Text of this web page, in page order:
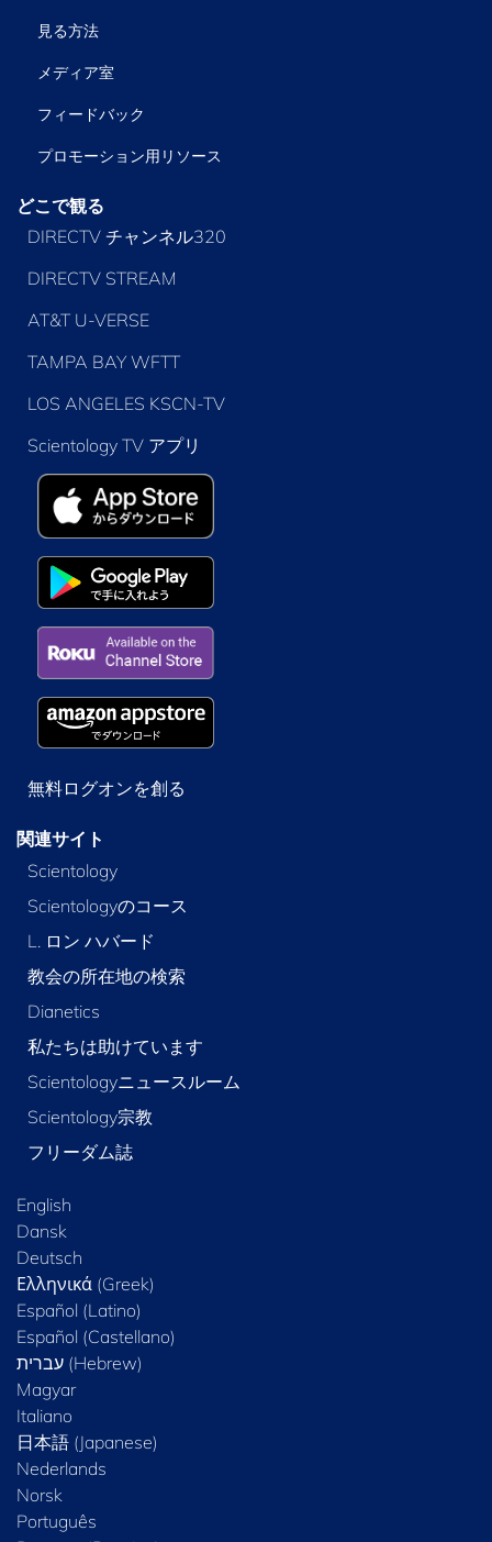
見る方法
メディア室
フィードバック
プロモーション用リソース
どこで観る
DIRECTV チャンネル320
DIRECTV STREAM
AT&T U-VERSE
TAMPA BAY WFTT
LOS ANGELES KSCN-TV
Scientology TV アプリ
無料ログオンを創る
関連サイト
Scientology
Scientologyのコース
L. ロン ハバード
教会の所在地の検索
Dianetics
私たちは助けています
Scientologyニュースルーム
Scientology宗教
フリーダム誌
English
Dansk
Deutsch
Ελληνικά (Greek)
Español (Latino)
Español (Castellano)
Magyar
Italiano
日本語 (Japanese)
Nederlands
Norsk
Português